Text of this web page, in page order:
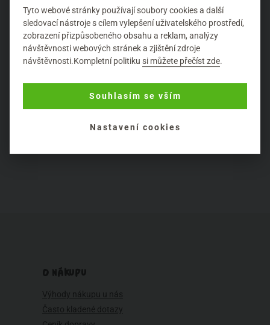
Recenze Relaxace Rozhovor Saloos
Složení kosmetiky Stravování Úklid domácnosti
Vánoce Včelí produkty Vůně Yarrah
O NÁKUPU
Výhody nákupu u nás
Často kladené dotazy
Tyto webové stránky používají soubory cookies a další
sledovací nástroje s cílem vylepšení uživatelského prostředí,
zobrazení přizpůsobeného obsahu a reklam, analýzy
návštěvnosti webových stránek a zjištění zdroje
návštěvnosti.Kompletní politikusi můžete přečíst zde.
Souhlasím se vším
Nastavení cookies